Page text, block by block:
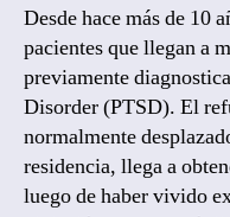
Desde hace más de 10
pacientes que llegan a
previamente
Disorder (PTSD). El
normalmente
residencia, llega a
luego de haber vivido